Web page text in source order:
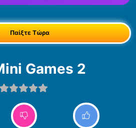
Παίξτε Τώρα
Games 2